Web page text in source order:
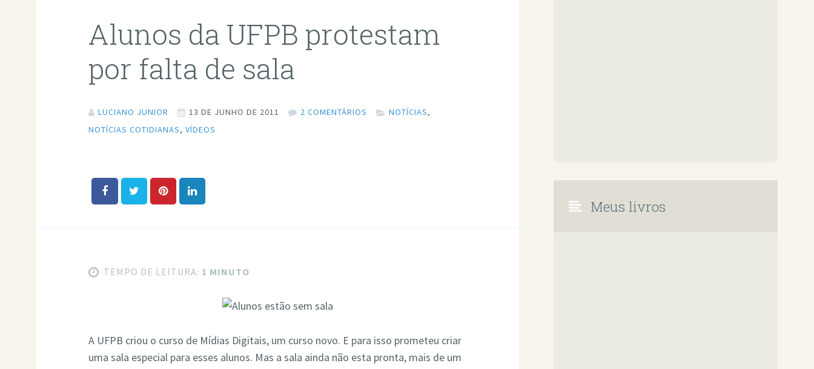
Alunos da UFPB protestam
por falta de sala
LUCIANO JUNIOR 13 DE JUNHO DE 2011 2 COMENTÁRIOS NOTÍCIAS,
NOTÍCIAS COTIDIANAS,VÍDEOS
TEMPO DE LEITURA: 1 MINUTO
A UFPB criou o curso de Mídias Digitais, um curso novo. E para isso prometeu criar
uma sala especial para esses alunos. Mas a sala ainda não esta pronta, mais de um
Meus livros